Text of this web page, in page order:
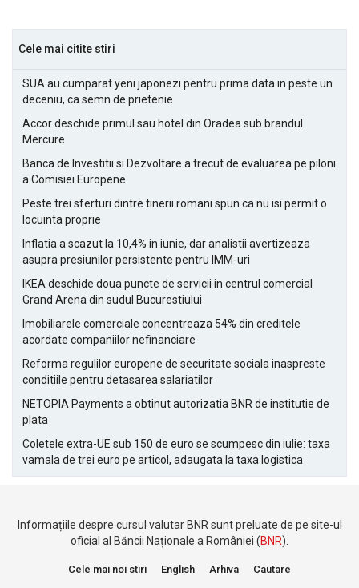
Cele mai citite stiri
SUA au cumparat yeni japonezi pentru prima data in peste un
deceniu, ca semn de prietenie
Accor deschide primul sau hotel din Oradea sub brandul
Mercure
Banca de Investitii si Dezvoltare a trecut de evaluarea pe piloni
a Comisiei Europene
Peste trei sferturi dintre tinerii romani spun ca nu isi permit o
locuinta proprie
Inflatia a scazut la 10,4% in iunie, dar analistii avertizeaza
asupra presiunilor persistente pentru IMM-uri
IKEA deschide doua puncte de servicii in centrul comercial
Grand Arena din sudul Bucurestiului
Imobiliarele comerciale concentreaza 54% din creditele
acordate companiilor nefinanciare
Reforma regulilor europene de securitate sociala inaspreste
conditiile pentru detasarea salariatilor
NETOPIA Payments a obtinut autorizatia BNR de institutie de
plata
Coletele extra-UE sub 150 de euro se scumpesc din iulie: taxa
vamala de trei euro pe articol, adaugata la taxa logistica
Informațiile despre cursul valutar BNR sunt preluate de pe site-ul
oficial al Băncii Naționale a României (BNR).
Cele mai noi stiri English Arhiva Cautare